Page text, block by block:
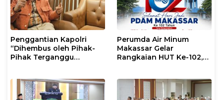
Penggantian Kapolri
“Dihembus oleh Pihak-
Pihak Terganggu
Perumda Air Minum
Makassar Gelar
Rangkaian HUT Ke-102,